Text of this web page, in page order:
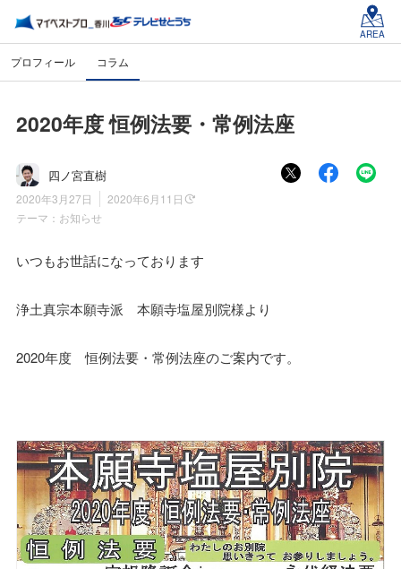
AREA
プロフィール コラム
2020年度 恒例法要・常例法座
四ノ宮直樹
2020年3月27日
2020年6月11日
テーマ： お知らせ
いつもお世話になっております
浄土真宗本願寺派 本願寺塩屋別院様より
2020年度 恒例法要・常例法座のご案内です。